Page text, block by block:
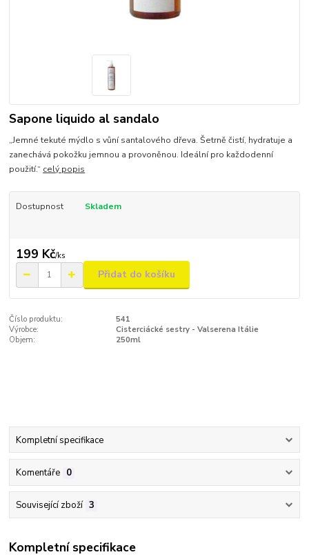
Sapone liquido al sandalo
„Jemné tekuté mýdlo s vůní santalového dřeva. Šetrně čistí, hydratuje a
zanechává pokožku jemnou a provoněnou. Ideální pro každodenní
použití.“ celý popis
Dostupnost Skladem
199 Kč/ks
Přidat do košíku
Číslo produktu:
541
Výrobce:
Cisterciácké sestry - Valserena Itálie
Objem:
250ml
Kompletní specifikace
Komentáře 0
Související zboží 3
Kompletní specifikace